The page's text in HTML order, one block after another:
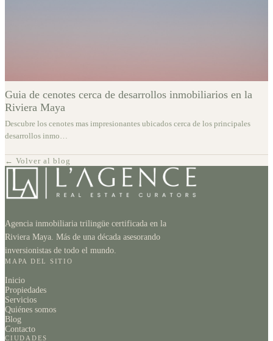
Guia de cenotes cerca de desarrollos inmobiliarios en la
Riviera Maya
Descubre los cenotes mas impresionantes ubicados cerca de los principales
desarrollos inmo
← Volver al blog
Agencia inmobiliaria trilingüe certificada en la
Riviera Maya. Más de una década asesorando
inversionistas de todo el mundo.
MAPA DEL SITIO
Inicio
Propiedades
Servicios
Quiénes somos
Blog
Contacto
CIUDADES